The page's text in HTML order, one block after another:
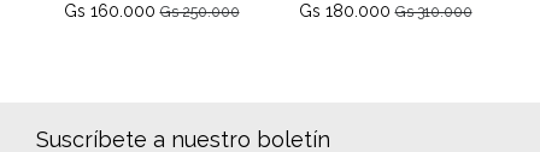
Gs 160.000 Gs 250.000
Gs 180.000 Gs 310.000
Suscríbete a nuestro boletín